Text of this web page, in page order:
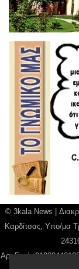
© 3kala News |
Καρδίτσας, Υπο/μα
Αρ. Γεμή: